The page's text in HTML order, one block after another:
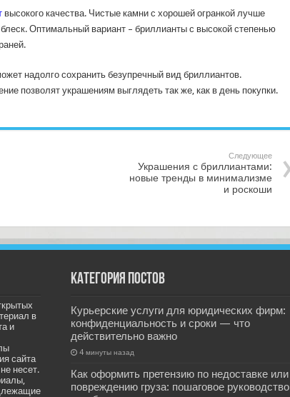
высокого качества. Чистые камни с хорошей огранкой лучше
Оптимальный вариант – бриллианты с высокой степенью
надолго сохранить безупречный вид бриллиантов.
позволят украшениям выглядеть так же, как в день покупки.
Следующее
Украшения с бриллиантами:
новые тренды в минимализме
и роскоши
в
и
сайта
несет.
Категория постов
Курьерские услуги для юридических фирм:
конфиденциальность и сроки — что
действительно важно
4 минуты назад
Как оформить претензию по недоставке или
повреждению груза: пошаговое руководство